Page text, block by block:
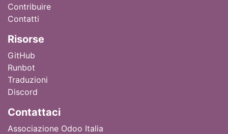
Contribuire
Contatti
Risorse
GitHub
Runbot
Traduzioni
Discord
Contattaci
Associazione Odoo Italia